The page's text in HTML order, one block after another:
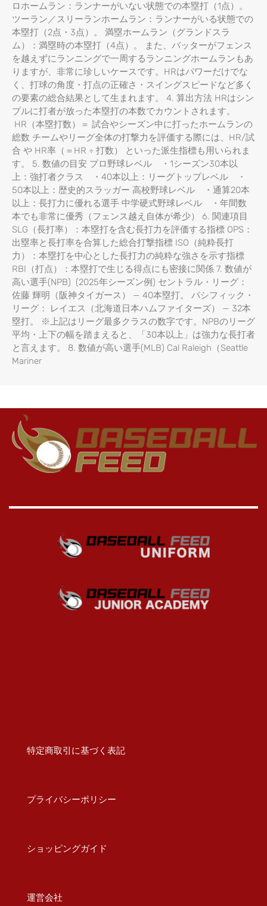
ロホームラン：ランナーがいない状態での本塁打（1点）。
ツーラン／スリーランホームラン：ランナーがいる状態での
本塁打（2点・3点）。 満塁ホームラン（グランドスラ
ム）：満塁時の本塁打（4点）。 また、バッターがフェンス
を越えずにランニングで一周するランニングホームランもあ
りますが、非常に珍しいケースです。HRはパワーだけでな
く、打球の角度・打点の正確さ・スイングスピードなど多く
の要素の総合結果として生まれます。 4. 算出方法 HRはシン
プルに打者が放った本塁打の本数でカウントされます。
HR（本塁打数）＝ 試合やシーズン中に打ったホームランの
総数 チームやリーグ全体の打撃力を評価する際には、HR/試
合 や HR率（＝HR ÷ 打数） といった派生指標も用いられま
す。 5. 数値の目安 プロ野球レベル ・1シーズン30本以
上：強打者クラス ・40本以上：リーグトップレベル ・
50本以上：歴史的スラッガー 高校野球レベル ・通算20本
以上：長打力に優れる選手 中学硬式野球レベル ・年間数
本でも非常に優秀（フェンス越え自体が希少） 6. 関連項目
SLG（長打率）：本塁打を含む長打力を評価する指標 OPS：
出塁率と長打率を合算した総合打撃指標 ISO（純粋長打
力）：本塁打を中心とした長打力の純粋な強さを示す指標
RBI（打点）：本塁打で生じる得点にも密接に関係 7. 数値が
高い選手(NPB) (2025年シーズン例) セントラル・リーグ：
佐藤 輝明（阪神タイガース） — 40本塁打。 パシフィック・
リーグ： レイエス（北海道日本ハムファイターズ） — 32本
塁打。 ※上記はリーグ最多クラスの数字です。NPBのリーグ
平均・上下の幅を踏まえると、「30本以上」は強力な長打者
と言えます。 8. 数値が高い選手(MLB) Cal Raleigh（Seattle
Mariner
特定商取引に基づく表記
プライバシーポリシー
ショッピングガイド
運営会社